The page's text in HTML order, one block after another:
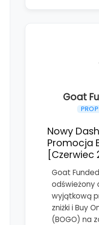
Goat
PROP
Nowy
Promocja
[Czerwiec
Goat
odświeżony
wyjątkową
zniżki i Buy
(BOGO) na